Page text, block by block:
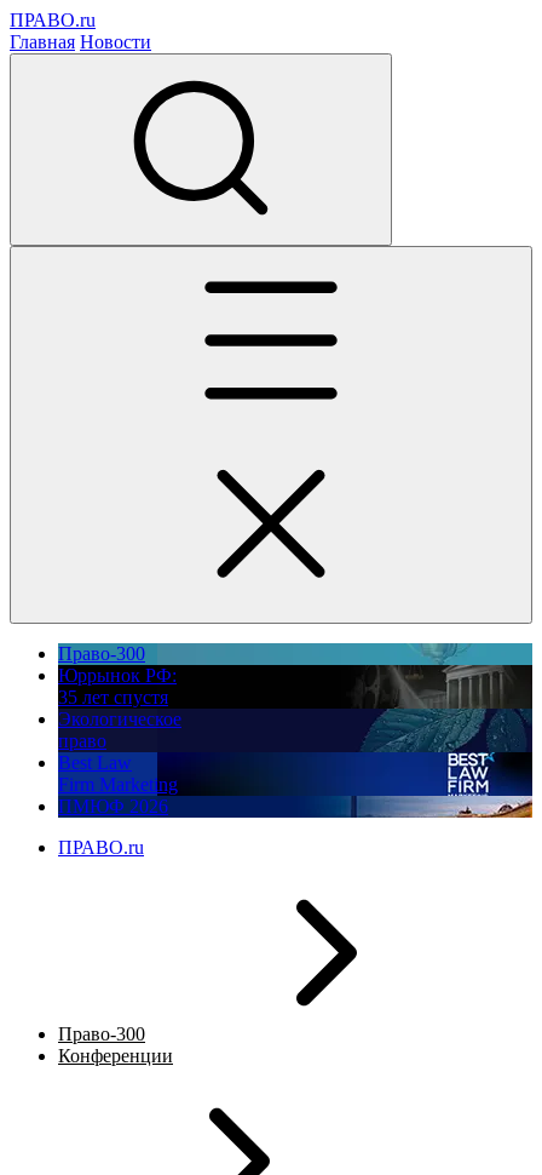
ПРАВО.ru
Главная Новости
Право-300
Юррынок РФ:
35 лет спустя
Экологическое
право
Best Law
Firm Marketing
ПМЮФ 2026
ПРАВО.ru
Право-300
Конференции